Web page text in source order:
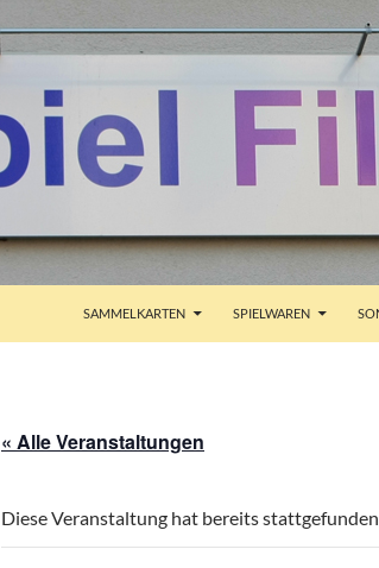
SAMMELKARTEN
SPIELWAREN
« Alle Veranstaltungen
Diese Veranstaltung hat bereits